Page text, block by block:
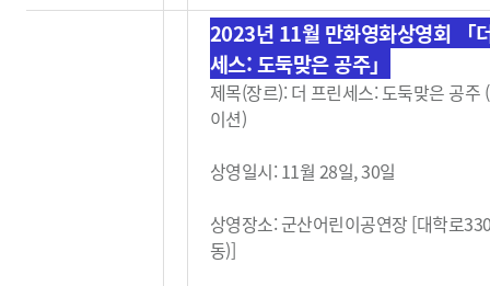
2023년 11월 만화영화상영회 「
세스: 도둑맞은 공주」
제목(장르): 더 프린세스: 도둑맞은 공주
이션)
상영일시: 11월 28일, 30일
상영장소: 군산어린이공연장 [대학로
동)]